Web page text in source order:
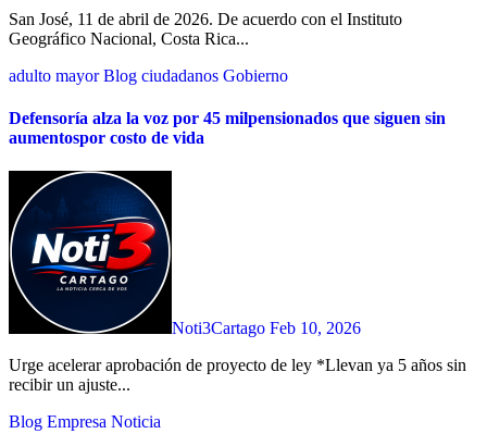
San José, 11 de abril de 2026. De acuerdo con el Instituto
Geográfico Nacional, Costa Rica...
adulto mayorBlog ciudadanos Gobierno
Defensoría alza la voz por 45 milpensionados que siguen sin
aumentospor costo de vida
Noti3Cartago Feb 10, 2026
Urge acelerar aprobación de proyecto de ley *Llevan ya 5 años sin
recibir un ajuste...
Blog Empresa Noticia